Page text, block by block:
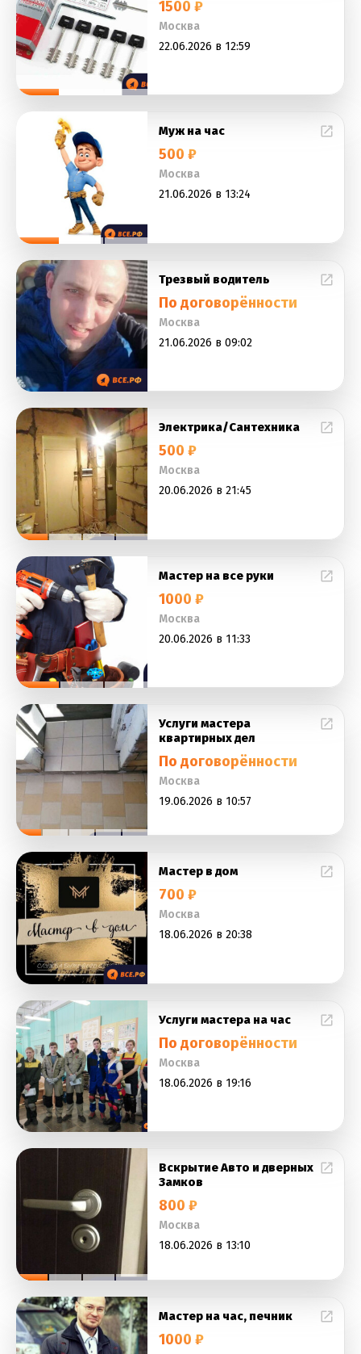
1500 ₽
Москва
22.06.2026 в 12:59
Муж на час
500 ₽
Москва
21.06.2026 в 13:24
Трезвый водитель
По договорённости
Москва
21.06.2026 в 09:02
Электрика/Сантехника
500 ₽
Москва
20.06.2026 в 21:45
Мастер на все руки
1000 ₽
Москва
20.06.2026 в 11:33
Услуги мастера
квартирных дел
По договорённости
Москва
19.06.2026 в 10:57
Мастер в дом
700 ₽
Москва
18.06.2026 в 20:38
Услуги мастера на час
По договорённости
Москва
18.06.2026 в 19:16
Вскрытие Авто и дверных
Замков
800 ₽
Москва
18.06.2026 в 13:10
Мастер на час, печник
1000 ₽